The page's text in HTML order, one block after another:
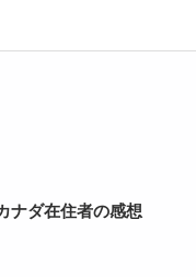
ナダ在住者の感想